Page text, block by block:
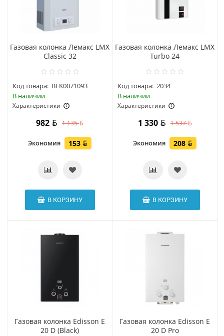
Газовая колонка Лемакс LMX
Classic 32
Код товара: BLK0071093
В наличии
Характеристики
982 1 135
Экономия 153
В КОРЗИНУ
Газовая колонка Лемакс LMX
Turbo 24
Код товара: 2034
В наличии
Характеристики
1 330 1 537
Экономия 208
В КОРЗИНУ
Газовая колонка Edisson E
20 D (Black)
Газовая колонка Edisson E
20 D Pro